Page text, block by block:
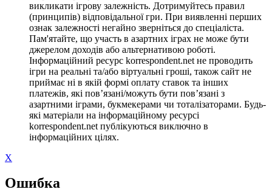
викликати ігрову залежність. Дотримуйтесь правил
(принципів) відповідальної гри. При виявленні перших
ознак залежності негайно зверніться до спеціаліста.
Пам'ятайте, що участь в азартних іграх не може бути
джерелом доходів або альтернативою роботі.
Інформаційний ресурс korrespondent.net не проводить
ігри на реальні та/або віртуальні гроші, також сайт не
приймає ні в якій формі оплату ставок та інших
платежів, які пов’язані/можуть бути пов’язані з
азартними іграми, букмекерами чи тоталізаторами. Будь-
які матеріали на інформаційному ресурсі
korrespondent.net публікуються виключно в
інформаційних цілях.
X
Ошибка